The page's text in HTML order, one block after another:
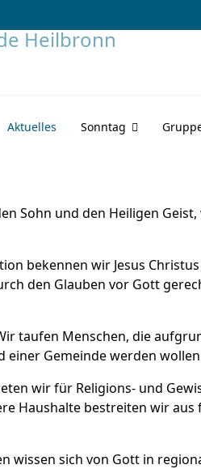
Aktuelles Sonntag
Sohn und den Heiligen
bekennen wir Jesus
den Glauben vor Gott
taufen Menschen, die
einer Gemeinde werden
wir für Religions- und
Haushalte bestreiten wir
wissen sich von Gott in